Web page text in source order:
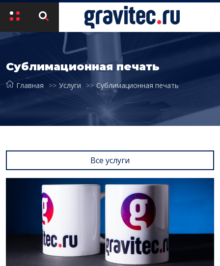
Сублимационная печать
Главная Услуги Сублимационная печать
Все услуги